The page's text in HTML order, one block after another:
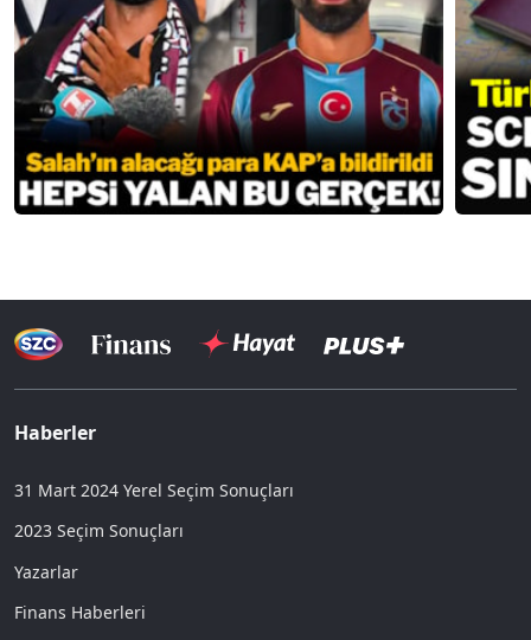
Haberler
31 Mart 2024 Yerel Seçim Sonuçları
2023 Seçim Sonuçları
Yazarlar
Finans Haberleri